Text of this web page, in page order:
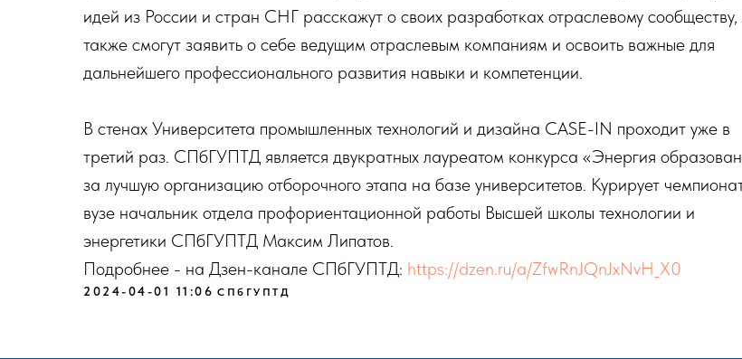
идей из России и стран СНГ расскажут о своих разработках отраслевому сообществу,
также смогут заявить о себе ведущим отраслевым компаниям и освоить важные для
дальнейшего профессионального развития навыки и компетенции.
В стенах Университета промышленных технологий и дизайна CASE-IN проходит уже в
третий раз. СПбГУПТД является двукратных лауреатом конкурса «Энергия
за лучшую организацию отборочного этапа на базе университетов. Курирует
вузе начальник отдела профориентационной работы Высшей школы технологии и
энергетики СПбГУПТД Максим Липатов.
Подробнее - на Дзен-канале СПбГУПТД: https://dzen.ru/a/ZfwRnJQnJxNvH_X0
2024-04-01 11:06 СПбГУПТД